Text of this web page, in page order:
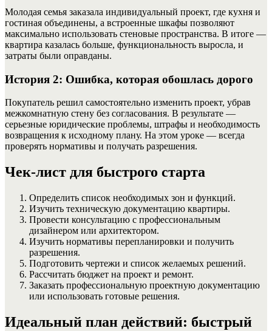
Молодая семья заказала индивидуальный проект, где кухня и
гостиная объединены, а встроенные шкафы позволяют
максимально использовать стеновые пространства. В итоге —
квартира казалась больше, функциональность выросла, и
затраты были оправданы.
История 2: Ошибка, которая обошлась дорого
Покупатель решил самостоятельно изменить проект, убрав
межкомнатную стену без согласования. В результате —
серьезные юридические проблемы, штрафы и необходимость
возвращения к исходному плану. На этом уроке — всегда
проверять нормативы и получать разрешения.
Чек-лист для быстрого старта
Определить список необходимых зон и функций.
Изучить техническую документацию квартиры.
Провести консультацию с профессиональным
дизайнером или архитектором.
Изучить нормативы перепланировки и получить
разрешения.
Подготовить чертежи и список желаемых решений.
Рассчитать бюджет на проект и ремонт.
Заказать профессиональную проектную документацию
или использовать готовые решения.
Идеальный план действий: быстрый